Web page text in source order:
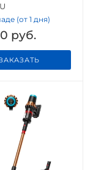
(от 1 дня)
руб.